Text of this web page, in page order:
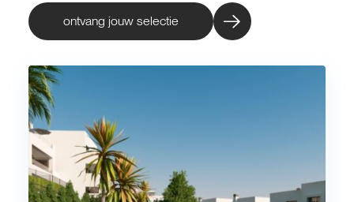
ontvang jouw selectie